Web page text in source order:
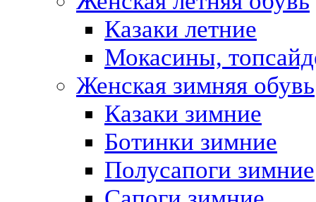
Казаки летние
Мокасины,
Женская зимняя обувь
Казаки зимние
Ботинки зимние
Полусапоги зимние